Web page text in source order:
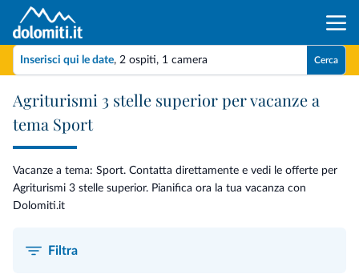
Inserisci qui le date, 2 ospiti, 1 camera Cerca
Agriturismi 3 stelle superior per vacanze a
tema Sport
Vacanze a tema: Sport. Contatta direttamente e vedi le offerte per
Agriturismi 3 stelle superior. Pianifica ora la tua vacanza con
Dolomiti.it
Filtra